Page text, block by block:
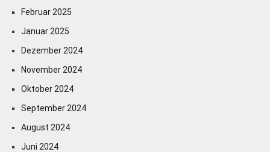
Februar 2025
Januar 2025
Dezember 2024
November 2024
Oktober 2024
September 2024
August 2024
Juni 2024